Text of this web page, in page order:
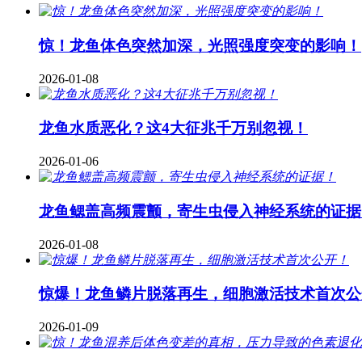
惊！龙鱼体色突然加深，光照强度突变的影响！
2026-01-08
龙鱼水质恶化？这4大征兆千万别忽视！
2026-01-06
龙鱼鳃盖高频震颤，寄生虫侵入神经系统的证
2026-01-08
惊爆！龙鱼鳞片脱落再生，细胞激活技术首次
2026-01-09